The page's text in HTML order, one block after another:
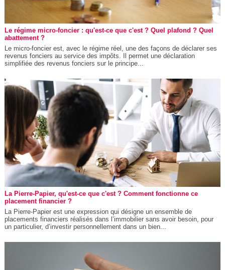
Le régime micro-foncier : qu'est-ce que c'est ? Quel plafond ? Quel
abattement ?
Le micro-foncier est, avec le régime réel, une des façons de déclarer ses
revenus fonciers au service des impôts. Il permet une déclaration
simplifiée des revenus fonciers sur le principe...
La Pierre-Papier, qu'est-ce que c'est ? Comment fonctionne ce
placement financier ?
La Pierre-Papier est une expression qui désigne un ensemble de
placements financiers réalisés dans l’immobilier sans avoir besoin, pour
un particulier, d’investir personnellement dans un bien...